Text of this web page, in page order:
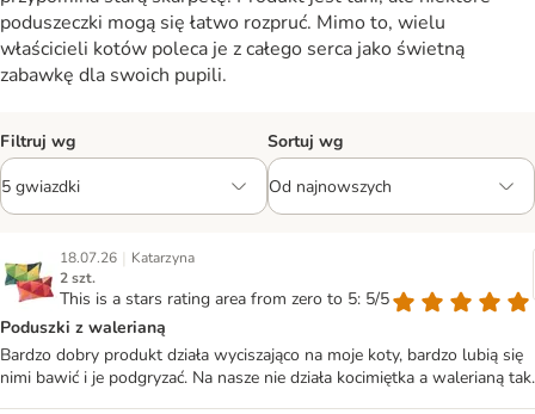
poduszeczki mogą się łatwo rozpruć. Mimo to, wielu
właścicieli kotów poleca je z całego serca jako świetną
zabawkę dla swoich pupili.
Filtruj wg Sortuj wg
18.07.26 | Katarzyna
2 szt.
This is a stars rating area from zero to 5: 5/5
Poduszki z walerianą
Bardzo dobry produkt działa wyciszająco na moje koty, bardzo lubią się
nimi bawić i je podgryzać. Na nasze nie działa kocimiętka a walerianą tak.